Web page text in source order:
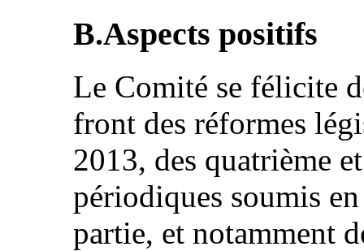
B.Aspects positifs
Le Comité se félicite
front des réformes
2013, des quatrième
périodiques soumis
partie, et notamment